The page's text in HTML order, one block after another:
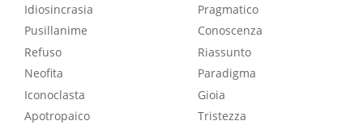
Idiosincrasia
Pusillanime
Refuso
Neofita
Iconoclasta
Apotropaico
Pragmatico
Conoscenza
Riassunto
Paradigma
Gioia
Tristezza